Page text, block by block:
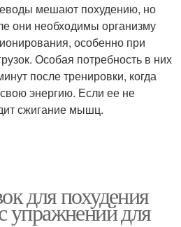
мешают похудению, но
они необходимы организму
особенно при
Особая потребность в них
после тренировки, когда
энергию. Если ее не
сжигание мышц.
для похудения
упражнений для